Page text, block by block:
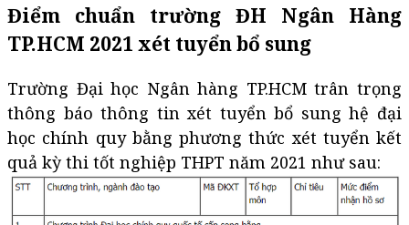
Điểm chuẩn trường ĐH Ngân Hàng
TP.HCM 2021 xét tuyển bổ sung
Trường Đại học Ngân hàng TP.HCM trân trọng
thông báo thông tin xét tuyển bổ sung hệ đại
học chính quy bằng phương thức xét tuyển kết
quả kỳ thi tốt nghiệp THPT năm 2021 như sau: